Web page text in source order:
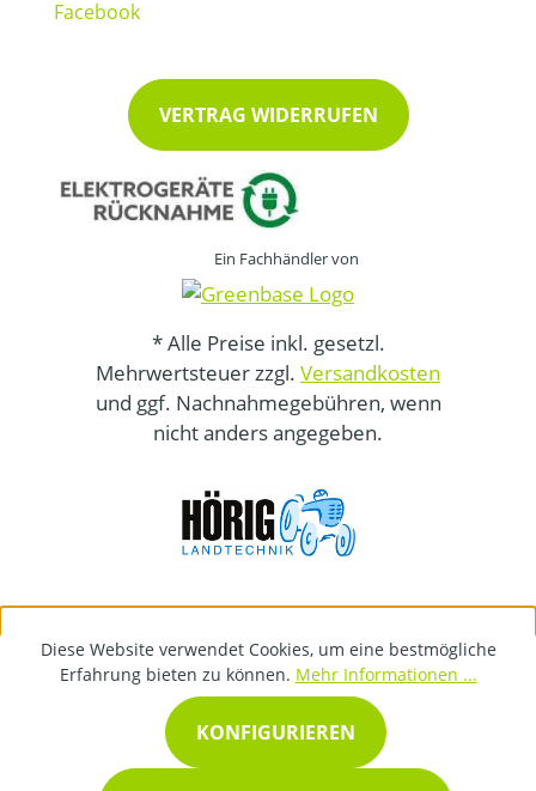
VERTRAG WIDERRUFEN
Ein Fachhändler von
* Alle Preise inkl. gesetzl.
Mehrwertsteuer zzgl. Versandkosten
und ggf. Nachnahmegebühren, wenn
nicht anders angegeben.
Diese Website verwendet Cookies, um eine bestmögliche
Erfahrung bieten zu können. Mehr Informationen ...
KONFIGURIEREN